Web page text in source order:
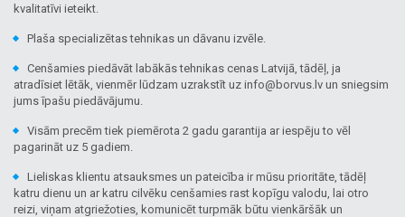
kvalitatīvi ieteikt.
Plaša specializētas tehnikas un dāvanu izvēle.
Cenšamies piedāvāt labākās tehnikas cenas Latvijā, tādēļ, ja
atradīsiet lētāk, vienmēr lūdzam uzrakstīt uz info@borvus.lv un sniegsim
jums īpašu piedāvājumu.
Visām precēm tiek piemērota 2 gadu garantija ar iespēju to vēl
pagarināt uz 5 gadiem.
Lieliskas klientu atsauksmes un pateicība ir mūsu prioritāte, tādēļ
katru dienu un ar katru cilvēku cenšamies rast kopīgu valodu, lai otro
reizi, viņam atgriežoties, komunicēt turpmāk būtu vienkāršāk un